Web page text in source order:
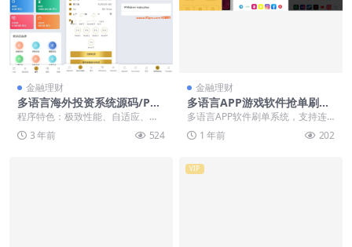
金融理财
多语言海外投资系统源码/PH
P投资理财平台源码下载
程序特色：极致性能、自适应、搜
索引擎优化友好、时事通讯订阅、
页面生成器、16+ ...
3 年前 524
金融理财
多语言APP游戏软件抢单刷单
系统/连单卡单【海外多语言A
PP软件游戏刷单】
多语言APP软件刷单系统，支持连
单卡单功能 系统运行丝滑流畅，客
户体验感极好
1 年前 202
VIP